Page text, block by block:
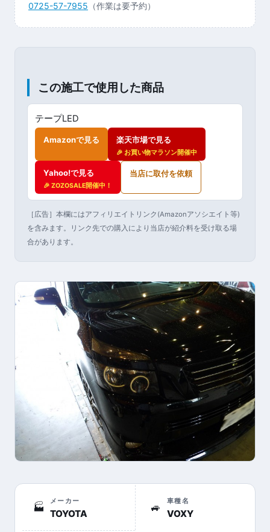
0725-57-7955 （作業は要予約）
この施工で使用した商品
テープLED
Amazonで見る 楽天市場で見る
🎉 お買い物マラソン開催中
Yahoo!で見る
🎉 ZOZOSALE開催中！
当店に取付を依頼
［広告］本欄にはアフィリエイトリンク(Amazonアソシエイト等)
を含みます。リンク先での購入により当店が紹介料を受け取る場
合があります。
🏭
メーカー
TOYOTA
🚙
車種名
VOXY